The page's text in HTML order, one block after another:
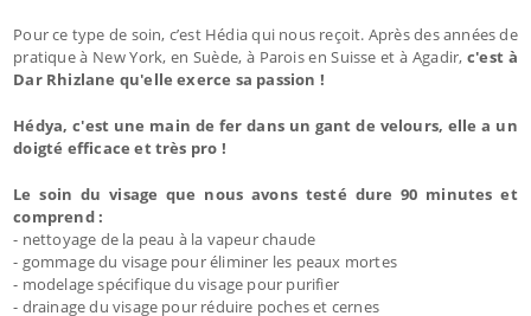
Pour ce type de soin, c’est Hédia qui nous reçoit. Après des années de
pratique à New York, en Suède, à Parois en Suisse et à Agadir, c'est à
Dar Rhizlane qu'elle exerce sa passion !
Hédya, c'est une main de fer dans un gant de velours, elle a un
doigté efficace et très pro !
Le soin du visage que nous avons testé dure 90 minutes et
comprend :
- nettoyage de la peau à la vapeur chaude
- gommage du visage pour éliminer les peaux mortes
- modelage spécifique du visage pour purifier
- drainage du visage pour réduire poches et cernes